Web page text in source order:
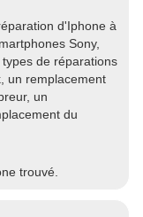
d'Iphone à
Sony,
de réparations
un remplacement
un
du
trouvé.